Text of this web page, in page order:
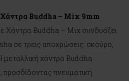
Χάντρα Buddha – Mix 9mm
Χάντρα Buddha – Mix συνδυάζει
σε τρεις αποχρώσεις: σκούρο,
μεταλλική χάντρα Buddha
προσδίδοντας πνευματική